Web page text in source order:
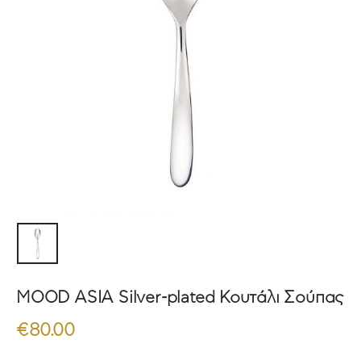
MOOD ASIA Silver-plated Κουτάλι Σούπας
€80.00